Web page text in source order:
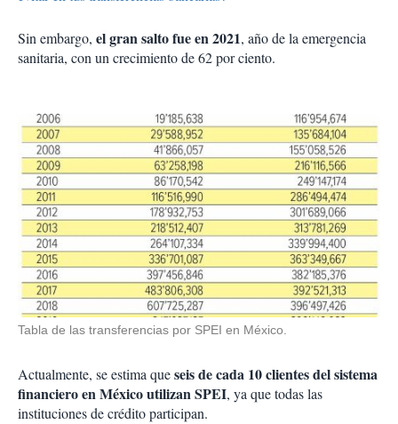
Sin embargo, el gran salto fue en 2021, año de la emergencia
sanitaria, con un crecimiento de 62 por ciento.
Tabla de las transferencias por SPEI en México.
Actualmente, se estima queseis de cada 10 clientes del sistema
financiero en México utilizan SPEI, ya que todas las
instituciones de crédito participan.